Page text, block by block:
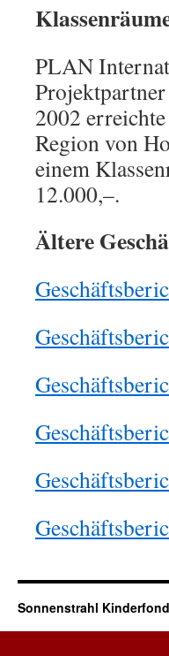
PLAN
2002
Region von
einem
12.000,–.
Ältere
Sonnenstrahl